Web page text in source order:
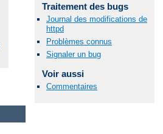
Traitement des bugs
Journal des modifications de
httpd
Problèmes connus
Signaler un bug
Voir aussi
Commentaires